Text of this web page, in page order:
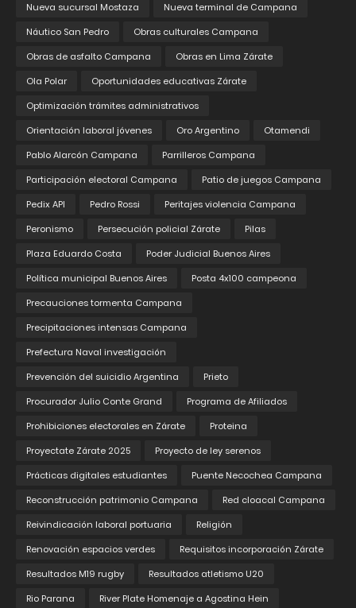
Nueva sucursal Mostaza
Nueva terminal de Campana
Náutico San Pedro
Obras culturales Campana
Obras de asfalto Campana
Obras en Lima Zárate
Ola Polar
Oportunidades educativas Zárate
Optimización trámites administrativos
Orientación laboral jóvenes
Oro Argentino
Otamendi
Pablo Alarcón Campana
Parrilleros Campana
Participación electoral Campana
Patio de juegos Campana
Pedix API
Pedro Rossi
Peritajes violencia Campana
Peronismo
Persecución policial Zárate
Pilas
Plaza Eduardo Costa
Poder Judicial Buenos Aires
Política municipal Buenos Aires
Posta 4x100 campeona
Precauciones tormenta Campana
Precipitaciones intensas Campana
Prefectura Naval investigación
Prevención del suicidio Argentina
Prieto
Procurador Julio Conte Grand
Programa de Afiliados
Prohibiciones electorales en Zárate
Proteina
Proyectate Zárate 2025
Proyecto de ley serenos
Prácticas digitales estudiantes
Puente Necochea Campana
Reconstrucción patrimonio Campana
Red cloacal Campana
Reivindicación laboral portuaria
Religión
Renovación espacios verdes
Requisitos incorporación Zárate
Resultados M19 rugby
Resultados atletismo U20
Rio Parana
River Plate Homenaje a Agostina Hein